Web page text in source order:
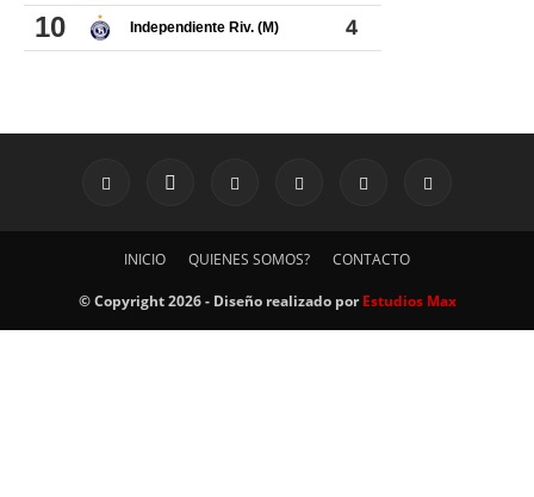
INICIO QUIENES SOMOS? CONTACTO
© Copyright 2026 - Diseño realizado porEstudios Max